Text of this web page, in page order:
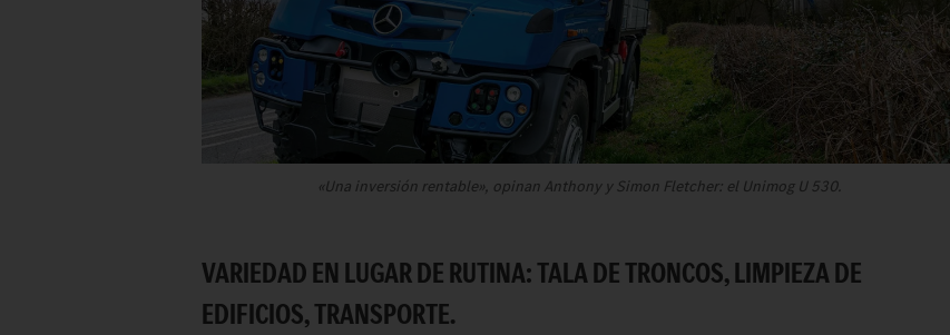
«Una inversión rentable», opinan Anthony y Simon Fletcher: el Unimog U 530.
VARIEDAD EN LUGAR DE RUTINA: TALA DE TRONCOS, LIMPIEZA DE
EDIFICIOS, TRANSPORTE.